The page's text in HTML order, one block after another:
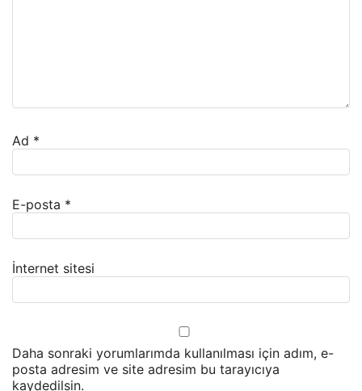
Ad *
E-posta *
İnternet sitesi
Daha sonraki yorumlarımda kullanılması için adım, e-
posta adresim ve site adresim bu tarayıcıya
kaydedilsin.